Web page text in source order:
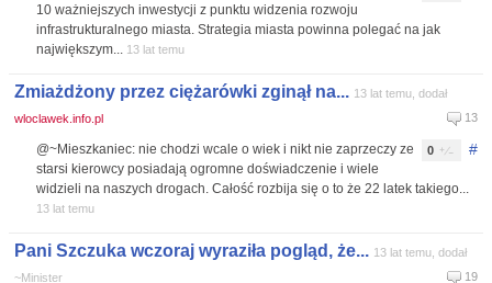
10 ważniejszych inwestycji z punktu widzenia rozwoju
infrastrukturalnego miasta. Strategia miasta powinna polegać na jak
największym... 13 lat temu
Zmiażdżony przez ciężarówki zginął na... 13 lat temu, dodał
wloclawek.info.pl
13
#
0
@~Mieszkaniec: nie chodzi wcale o wiek i nikt nie zaprzeczy ze
starsi kierowcy posiadają ogromne doświadczenie i wiele
widzieli na naszych drogach. Całość rozbija się o to że 22 latek takiego...
13 lat temu
Pani Szczuka wczoraj wyraziła pogląd, że... 13 lat temu, dodał
~Minister
19